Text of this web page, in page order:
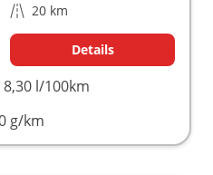
Kilometerstand 20 km
Details
8,30 l/100km
g/km